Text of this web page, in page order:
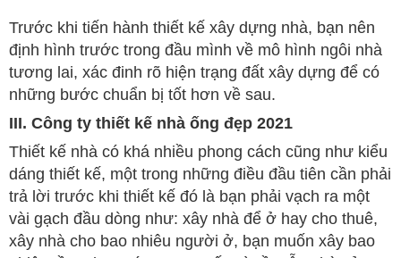
Trước khi tiến hành thiết kế xây dựng nhà, bạn nên
định hình trước trong đầu mình về mô hình ngôi nhà
tương lai, xác đinh rõ hiện trạng đất xây dựng để có
những bước chuẩn bị tốt hơn về sau.
III. Công ty thiết kế nhà ống đẹp 2021
Thiết kế nhà có khá nhiều phong cách cũng như kiểu
dáng thiết kế, một trong những điều đầu tiên cần phải
trả lời trước khi thiết kế đó là bạn phải vạch ra một
vài gạch đầu dòng như: xây nhà để ở hay cho thuê,
xây nhà cho bao nhiêu người ở, bạn muốn xây bao